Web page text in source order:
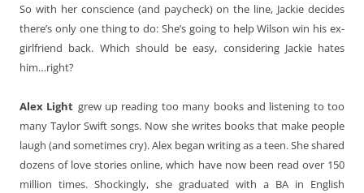
So with her conscience (and paycheck) on the line, Jackie decides
there’s only one thing to do: She’s going to help Wilson win his ex-
girlfriend back. Which should be easy, considering Jackie hates
him…right?
Alex Light grew up reading too many books and listening to too
many Taylor Swift songs. Now she writes books that make people
laugh (and sometimes cry). Alex began writing as a teen. She shared
dozens of love stories online, which have now been read over 150
million times. Shockingly, she graduated with a BA in English